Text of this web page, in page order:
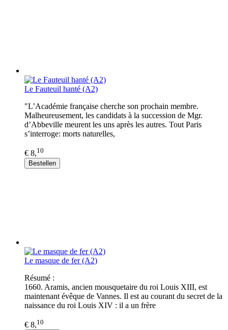
Le Fauteuil hanté (A2)
"L’Académie française cherche son prochain membre.
Malheureusement, les candidats à la succession de Mgr.
d’Abbeville meurent les uns après les autres. Tout Paris
s’interroge: morts naturelles,
€ 8,10
Bestellen
Le masque de fer (A2)
Résumé :
1660. Aramis, ancien mousquetaire du roi Louis XIII, est
maintenant évêque de Vannes. Il est au courant du secret de la
naissance du roi Louis XIV : il a un frère
€ 8,10